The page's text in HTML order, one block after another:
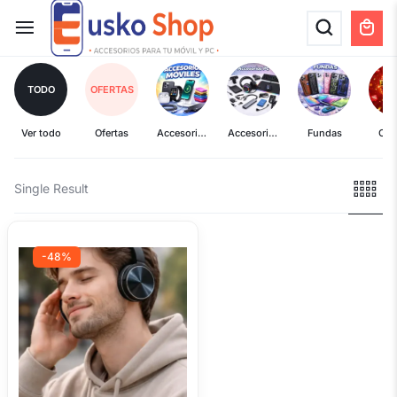
TODO
Ver todo
OFERTAS
Ofertas
Accesorios
Accesorios
Fundas
Single Result
-48%